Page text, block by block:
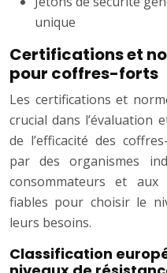
unique
Certifications et
pour coffres-forts
Les certifications et
crucial dans l’évaluation
de l’efficacité des
par des organismes
consommateurs et aux
fiables pour choisir le
leurs besoins.
Classification